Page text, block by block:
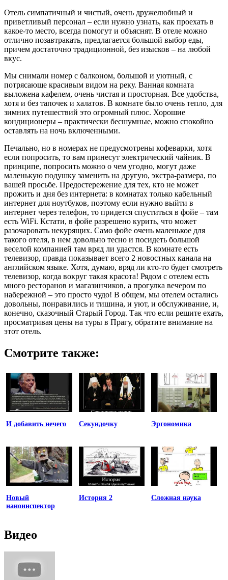
Отель симпатичный и чистый, очень дружелюбный и
приветливый персонал – если нужно узнать, как проехать в
какое-то место, всегда помогут и объяснят. В отеле можно
отлично позавтракать, предлагается большой выбор еды,
причем достаточно традиционной, без изысков – на любой
вкус.
Мы снимали номер с балконом, большой и уютный, с
потрясающе красивым видом на реку. Ванная комната
выложена кафелем, очень чистая и просторная. Все удобства,
хотя и без тапочек и халатов. В комнате было очень тепло, для
зимних путешествий это огромный плюс. Хорошие
кондиционеры – практически бесшумные, можно спокойно
оставлять на ночь включенными.
Печально, но в номерах не предусмотрены кофеварки, хотя
если попросить, то вам принесут электрический чайник. В
принципе, попросить можно о чем угодно, могут даже
маленькую подушку заменить на другую, экстра-размера, по
вашей просьбе. Предостережение для тех, кто не может
прожить и дня без интернета: в комнатах только кабельный
интернет для ноутбуков, поэтому если нужно выйти в
интернет через телефон, то придется спуститься в фойе – там
есть WiFi. Кстати, в фойе разрешено курить, что может
разочаровать некурящих. Само фойе очень маленькое для
такого отеля, в нем довольно тесно и посидеть большой
веселой компанией там вряд ли удастся. В комнате есть
телевизор, правда показывает всего 2 новостных канала на
английском языке. Хотя, думаю, вряд ли кто-то будет смотреть
телевизор, когда вокруг такая красота! Рядом с отелем есть
много ресторанов и магазинчиков, а прогулка вечером по
набережной – это просто чудо! В общем, мы отелем остались
довольны, понравились и тишина, и уют, и обслуживание, и,
конечно, сказочный Старый Город. Так что если решите ехать,
просматривая цены на туры в Прагу, обратите внимание на
этот отель.
Смотрите также:
И добавить нечего Секундочку Эргономика
Новый
наноинспектор
История 2 Сложная наука
Видео